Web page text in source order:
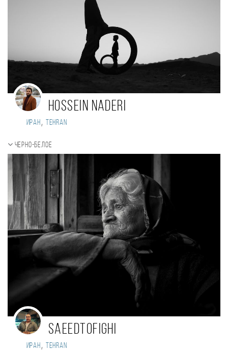
hossein naderi
Иран , tehran
Черно-белое
saeedtofighi
Иран, tehran